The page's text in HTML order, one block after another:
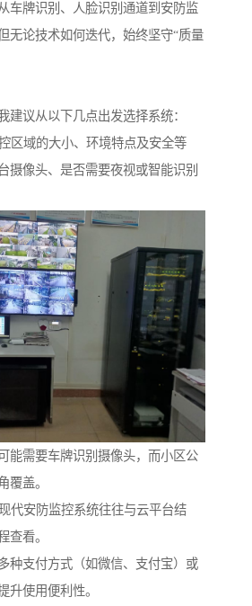
车牌识别、人脸识别通道到安防监
无论技术如何迭代，始终坚守“质量
建议从以下几点出发选择系统：
区域的大小、环境特点及安全等
摄像头、是否需要夜视或智能识别
能需要车牌识别摄像头，而小区公
覆盖。
代安防监控系统往往与云平台结
查看。
种支付方式（如微信、支付宝）或
升使用便利性。